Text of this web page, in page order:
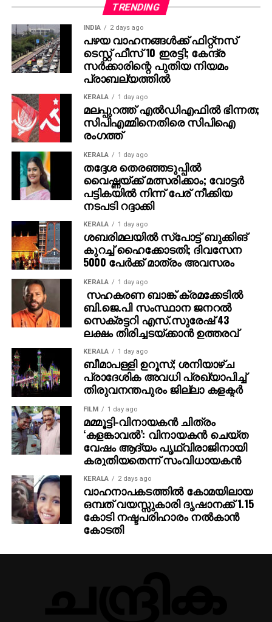
പ്രോസസ്സിംഗ് ഫീസ് എന്ന പേരില്‍ പണം അടയ്ക്കാനും
ആവശ്യപ്പെടുന്നതാണ് സാധാരണ രീതി. ചിലര്‍
മാല്‍വെയര്‍ ഇന്‍സ്റ്റാള്‍ ചെയ്യാനോ ഡാറ്റ
മോഷ്ടിക്കാനോ ലക്ഷ്യമിട്ടുള്ള വ്യാജ അഭിമുഖ
സോഫ്റ്റ്‌വെയറുകളും അയക്കുന്നു. ഇത്തരം തട്ടിപ്പുകള്‍
വ്യക്തികള്‍ക്കും സ്ഥാപനങ്ങള്‍ക്കും ഗുരുതരമായ
ഭീഷണിയാണെന്ന് ഗൂഗിള്‍ മുന്നറിയിപ്പ് നല്‍കി.
നിയമാനുസൃത തൊഴിലുടമകള്‍ ഒരിക്കലും സാമ്പത്തിക
വിവരങ്ങളോ പേയ്‌മെന്റെ് ആവശ്യങ്ങളോ
ഉന്നയിക്കില്ലെന്നും ഉപയോക്താക്കള്‍ ഓണ്‍ലൈനില്‍
കൂടുതല്‍ ജാഗ്രത പാലിക്കണമെന്നും ഗൂഗിള്‍
വ്യക്തമാക്കി.
TRENDING
INDIA 2 days ago
പഴയ വാഹനങ്ങള്‍ക്ക് ഫിറ്റ്‌നസ്
ടെസ്റ്റ് ഫീസ് 10 ഇരട്ടി; കേന്ദ്ര
സര്‍ക്കാരിന്റെ പുതിയ നിയമം
പ്രാബല്യത്തില്‍
KERALA 1 day ago
മലപ്പുറത്ത് എല്‍ഡിഎഫില്‍ ഭിന്നത;
സിപിഎമ്മിനെതിരെ സിപിഐ
രംഗത്ത്
KERALA 1 day ago
തദ്ദേശ തെരഞ്ഞടുപ്പില്‍
വൈഷ്ണയ്ക്ക് മത്സരിക്കാം; വോട്ടര്‍
പട്ടികയില്‍ നിന്ന് പേര് നീക്കിയ
നടപടി റദ്ദാക്കി
KERALA 1 day ago
ശബരിമലയില്‍ സ്‌പോട്ട് ബുക്കിങ്
കുറച്ച് ഹൈക്കോടതി; ദിവസേന
5000 പേര്‍ക്ക് മാത്രം അവസരം
KERALA 1 day ago
സഹകരണ ബാങ്ക് ക്രമക്കേടില്‍
ബി.ജെ.പി സംസ്ഥാന ജനറല്‍
സെക്രട്ടറി എസ്.സുരേഷ് 43
ലക്ഷം തിരിച്ചടയ്ക്കാന്‍ ഉത്തരവ്
KERALA 1 day ago
ബീമാപള്ളി ഉറൂസ്; ശനിയാഴ്ച
പ്രാദേശിക അവധി പ്രഖ്യാപിച്ച്
തിരുവനന്തപുരം ജില്ലാ കളക്ടര്‍
FILM 1 day ago
മമ്മൂട്ടി-വിനായകന്‍ ചിത്രം
‘കളങ്കാവല്‍’: വിനായകന്‍ ചെയ്ത
വേഷം ആദ്യം പൃഥ്വിരാജിനായി
കരുതിയതെന്ന് സംവിധായകന്‍
KERALA 2 days ago
വാഹനാപകടത്തില്‍ കോമയിലായ
ഒമ്പത് വയസ്സുകാരി ദൃഷാനക്ക് 1.15
കോടി നഷ്ടപരിഹാരം നല്‍കാന്‍
കോടതി